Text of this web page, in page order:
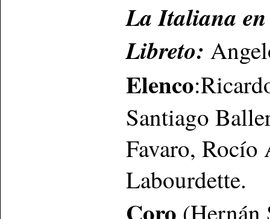
La Italiana
Libreto:
Elenco
Santiago
Favaro, Rocío
Labourdette.
(Hernán